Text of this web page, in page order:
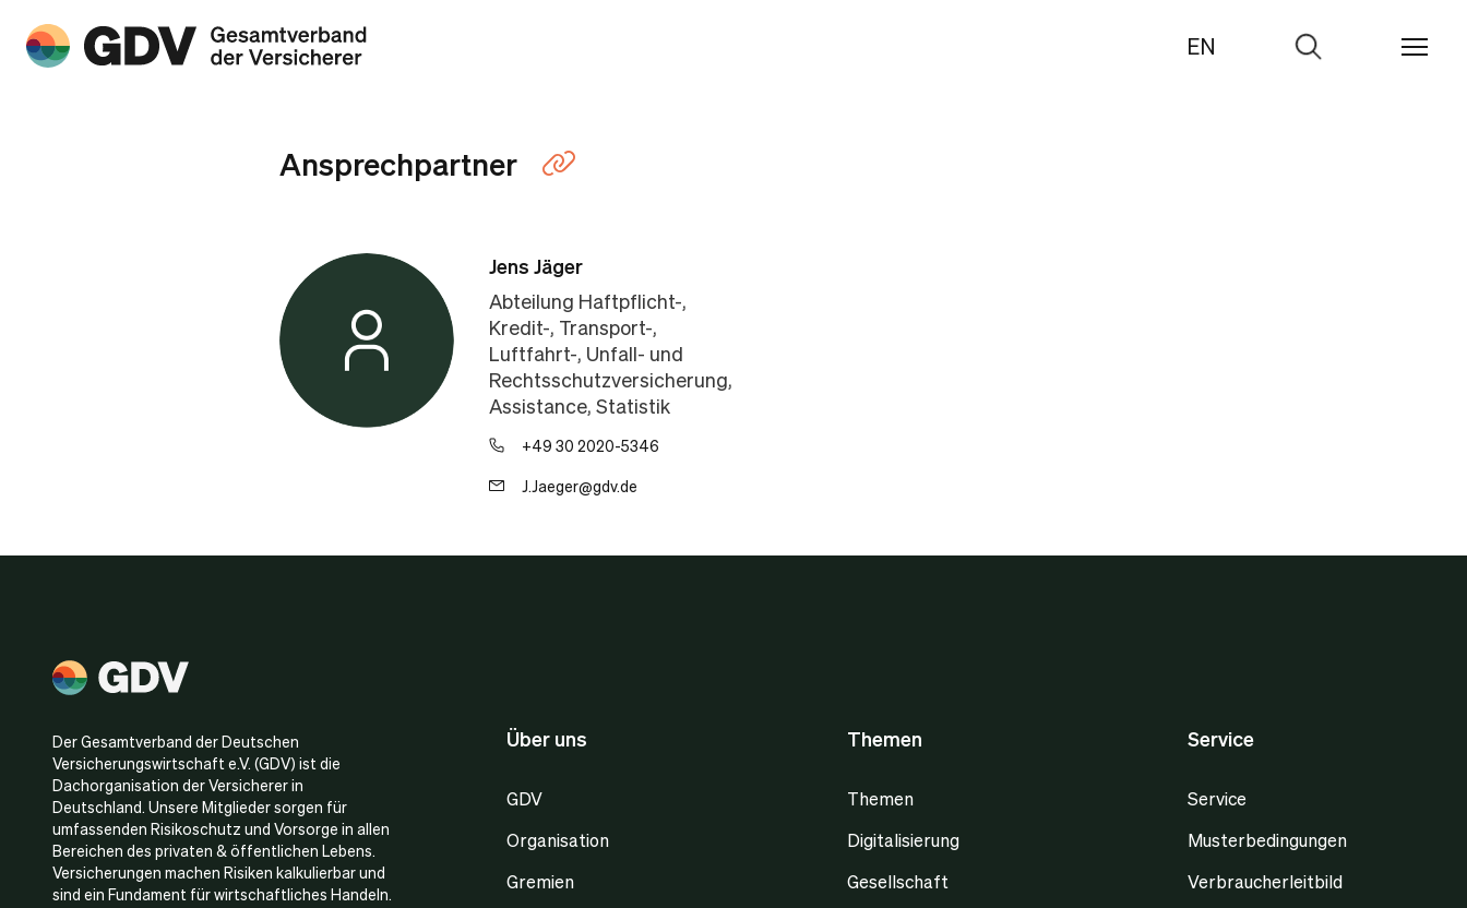
EN
Zur
Ansprechpartner
Jens Jäger
Abteilung Haftpflicht-,
Kredit-, Transport-,
Luftfahrt-, Unfall- und
Rechtsschutzversicherung,
Assistance, Statistik
+49 30 2020-5346
J.Jaeger@gdv.de
Der Gesamtverband der Deutschen
Versicherungswirtschaft e.V. (GDV) ist die
Dachorganisation der Versicherer in
Deutschland. Unsere Mitglieder sorgen für
umfassenden Risikoschutz und Vorsorge in allen
Bereichen des privaten & öffentlichen Lebens.
Versicherungen machen Risiken kalkulierbar und
sind ein Fundament für wirtschaftliches Handeln.
Über uns
GDV
Organisation
Gremien
Themen
Themen
Digitalisierung
Gesellschaft
Service
Service
Musterbedingungen
Verbraucherleitbild